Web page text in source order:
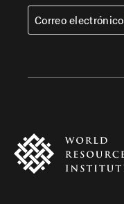
Correo electrónico